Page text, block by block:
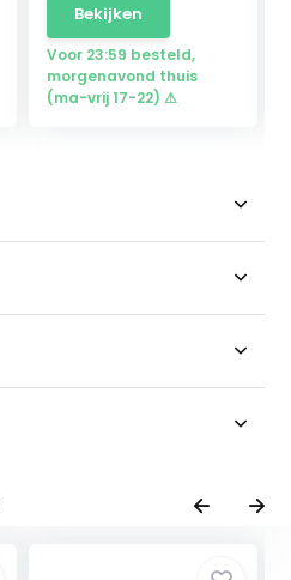
Bekijken
Voor 23:59 besteld,
morgenavond thuis
(ma-vrij 17-22) ⚠